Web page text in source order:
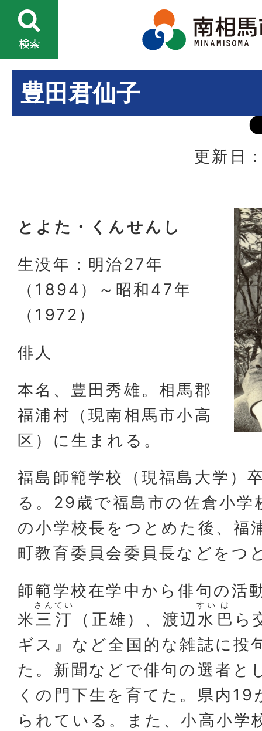
豊田君仙子
更新日
とよた・くんせんし
生没年：明治27年
（1894）～昭和47年
（1972）
俳人
本名、豊田秀雄。相馬郡
福浦村（現南相馬市小高
区）に生まれる。
福島師範学校（現福島大学）
る。29歳で福島市の佐倉小学
の小学校長をつとめた後、福
町教育委員会委員長などをつ
師範学校在学中から俳句の活
米三
さん
汀
てい
（正雄）、渡辺水
すい
巴
は
ら
ギス』など全国的な雑誌に投
た。新聞などで俳句の選者と
くの門下生を育てた。県内
られている。また、小高小学